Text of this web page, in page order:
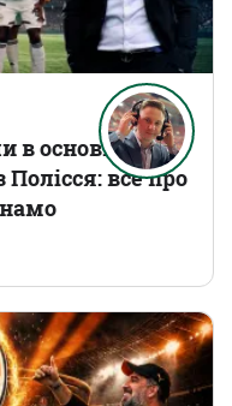
в основному
все про